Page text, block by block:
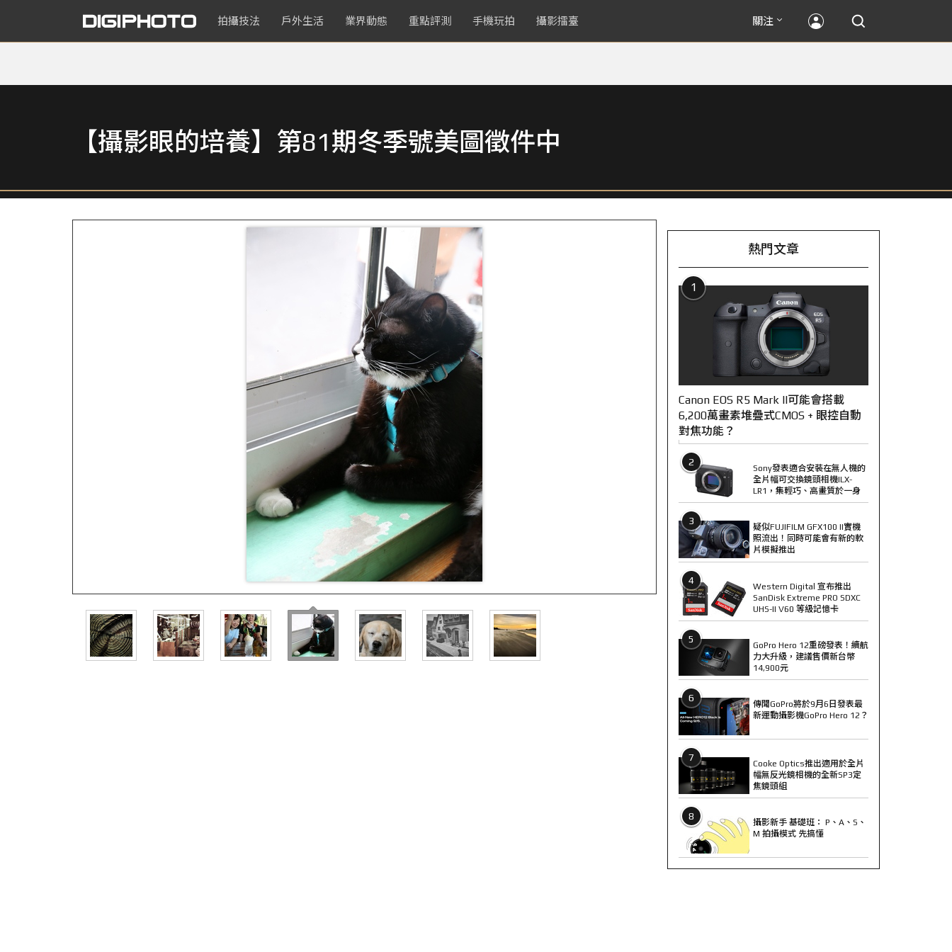
拍攝技法 戶外生活 業界動態 重點評測 手機玩拍 攝影擂臺 關注
【攝影眼的培養】第81期冬季號美圖徵件中
熱門文章
1
Canon EOS R5 Mark II可能會搭載
6,200萬畫素堆疊式CMOS + 眼控自動
對焦功能？
2
Sony發表適合安裝在無人機的
全片幅可交換鏡頭相機ILX-
LR1，集輕巧、高畫質於一身
3
疑似FUJIFILM GFX100 II實機
照流出！同時可能會有新的軟
片模擬推出
4
Western Digital 宣布推出
SanDisk Extreme PRO SDXC
UHS-II V60 等級記憶卡
5
GoPro Hero 12重磅發表！續航
力大升級，建議售價新台幣
14,900元
6
傳聞GoPro將於9月6日發表最
新運動攝影機GoPro Hero 12？
7
Cooke Optics推出適用於全片
幅無反光鏡相機的全新SP3定
焦鏡頭組
8
攝影新手 基礎班： P、A、S、
M 拍攝模式 先搞懂